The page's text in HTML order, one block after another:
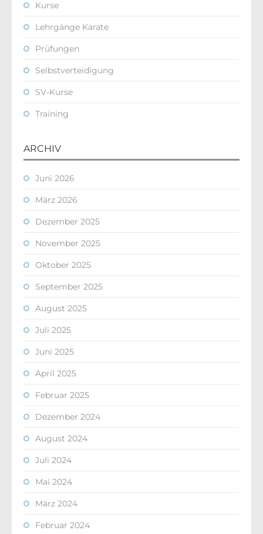
Kurse
Lehrgänge Karate
Prüfungen
Selbstverteidigung
SV-Kurse
Training
ARCHIV
Juni 2026
März 2026
Dezember 2025
November 2025
Oktober 2025
September 2025
August 2025
Juli 2025
Juni 2025
April 2025
Februar 2025
Dezember 2024
August 2024
Juli 2024
Mai 2024
März 2024
Februar 2024